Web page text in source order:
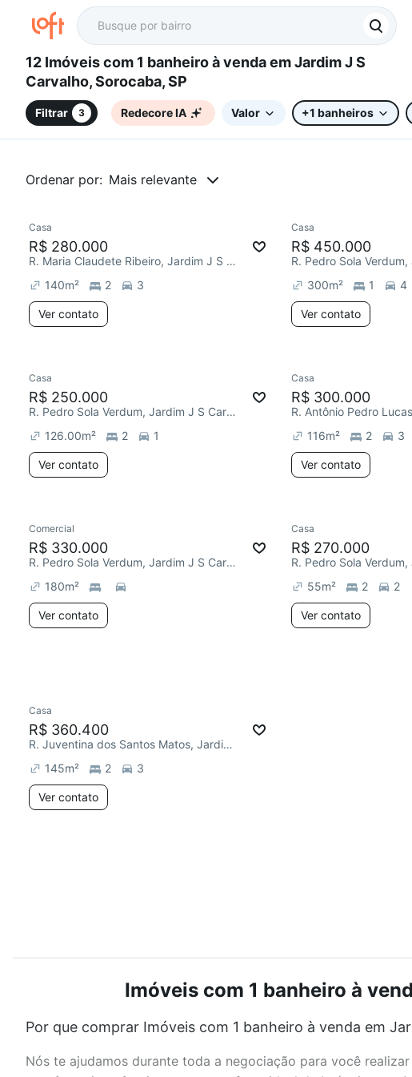
12 Imóveis com 1 banheiro à venda em Jardim J S
Carvalho, Sorocaba, SP
Filtrar 3 Redecore IA Valor +1 banheiros
Ordenar por: Mais relevante
Casa
R$ 280.000
R. Maria Claudete Ribeiro, Jardim J S Carvalho
140m² 2 3
Ver contato
Casa
R$ 450.000
300m² 1 4
Ver contato
Casa
R$ 250.000
R. Pedro Sola Verdum, Jardim J S Carvalho
126.00m² 2 1
Ver contato
Casa
R$ 300.000
116m² 2 3
Ver contato
Comercial
R$ 330.000
R. Pedro Sola Verdum, Jardim J S Carvalho
180m²
Ver contato
Casa
R$ 270.000
55m² 2 2
Ver contato
Casa
R$ 360.400
R. Juventina dos Santos Matos, Jardim J S Carvalho
145m² 2 3
Ver contato
Imóveis com 1 banheiro à
Por que comprar Imóveis com 1 banheiro à venda em
Nós te ajudamos durante toda a negociação para você